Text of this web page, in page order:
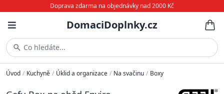
Doprava zdarma na objednávky nad 2000 Kč
DomaciDoplnky.cz
Co hledáte...
Úvod / Kuchyně / Úklid a organizace / Na svačinu / Boxy